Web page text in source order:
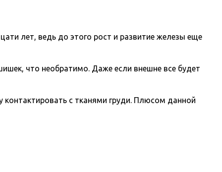
лет, ведь до этого рост и развитие железы еще
что необратимо. Даже если внешне все будет
контактировать с тканями груди. Плюсом данной